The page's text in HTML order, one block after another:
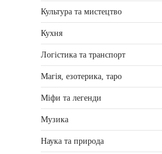
Культура та мистецтво
Кухня
Логістика та транспорт
Магія, езотерика, таро
Міфи та легенди
Музика
Наука та природа